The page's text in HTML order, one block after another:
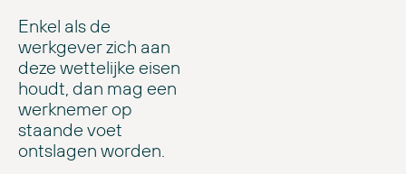
Enkel als de
werkgever zich aan
deze wettelijke eisen
houdt, dan mag een
werknemer op
staande voet
ontslagen worden.